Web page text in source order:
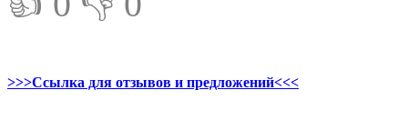
>>>Ссылка для отзывов и предложений<<<